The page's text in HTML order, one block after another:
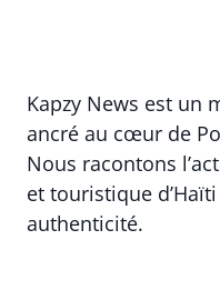
Kapzy News est un
ancré au cœur de
Nous racontons
et touristique
authenticité.